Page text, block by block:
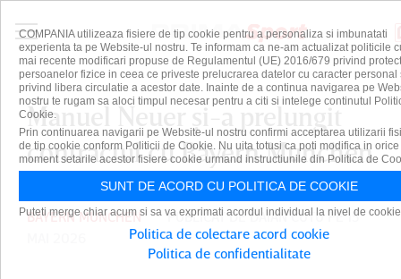
Manuel Neuer şi-a prelungit
contractul cu Bayern Munchen
BAYERN MUNCHEN PUBLICAT DEDAIAN CUTUPE 15
COMPANIA utilizeaza fisiere de tip cookie pentru a personaliza si imbunatati
experienta ta pe Website-ul nostru. Te informam ca ne-am actualizat politicile
mai recente modificari propuse de Regulamentul (UE) 2016/679 privind
persoanelor fizice in ceea ce priveste prelucrarea datelor cu caracter personal
privind libera circulatie a acestor date. Inainte de a continua navigarea pe
nostru te rugam sa aloci timpul necesar pentru a citi si intelege continutul
Cookie.
Prin continuarea navigarii pe Website-ul nostru confirmi acceptarea utilizarii
de tip cookie conform Politicii de Cookie. Nu uita totusi ca poti modifica in orice
moment setarile acestor fisiere cookie urmand instructiunile din Politica de
SUNT DE ACORD CU POLITICA DE COOKIE
Puteti merge chiar acum si sa va exprimati acordul individual la nivel de
Politica de colectare acord cookie
Politica de confidentialitate